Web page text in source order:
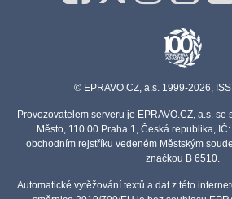
© EPRAVO.CZ, a.s. 1999-2026,
Provozovatelem serveru je EPRAVO.CZ, a.s.
Město, 110 00 Praha 1, Česká republika,
obchodním rejstříku vedeném Městským
značkou B 6510.
Automatické vytěžování textů a dat z této